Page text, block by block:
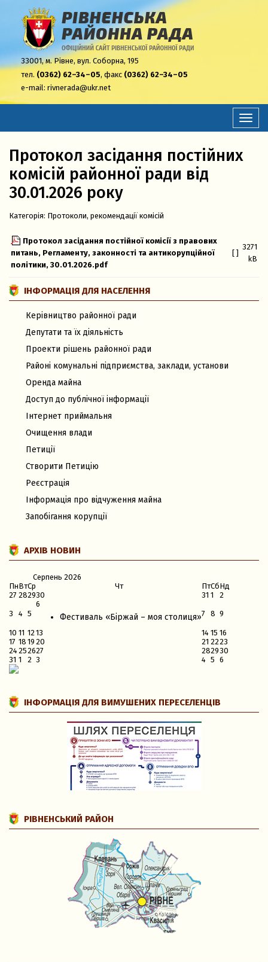
33001,м. Рівне, вул. Соборна, 195
тел. (0362) 62–34–05, факс (0362) 62–34–05
e-mail: rivnerada@ukr.net
Протокол засідання постійних
комісій районної ради від
30.01.2026 року
Категорія: Протоколи, рекомендації комісій
Протокол засідання постійної комісії з правових
питань, Регламенту, законності та антикорупційної
політики, 30.01.2026.pdf
[ ]
3271
kB
ІНФОРМАЦІЯ ДЛЯ НАСЕЛЕННЯ
Керівництво районної ради
Депутати та їх діяльність
Проекти рішень районної ради
Районі комунальні підприємства, заклади, установи
Оренда майна
Доступ до публічної інформації
Інтернет приймальня
Очищення влади
Петиції
Створити Петицію
Реєстрація
Інформація про відчуження майна
Запобігання корупції
АРХІВ НОВИН
Серпень 2026
ПнВтСр Чт ПтСбНд
27 282930 31 1 2
3 4 5
6
Фестиваль «Біржай – моя столиця»7 8 9
10 11 12 13 14 15 16
17 18 19 20 21 2223
24252627 282930
31 1 2 3 4 5 6
ІНФОРМАЦІЯ ДЛЯ ВИМУШЕНИХ ПЕРЕСЕЛЕНЦІВ
РІВНЕНСЬКИЙ РАЙОН